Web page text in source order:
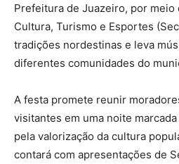
Prefeitura de Juazeiro, por meio
Cultura, Turismo e Esportes
tradições nordestinas e leva
diferentes comunidades do
A festa promete reunir
visitantes em uma noite
pela valorização da cultura
contará com apresentações de